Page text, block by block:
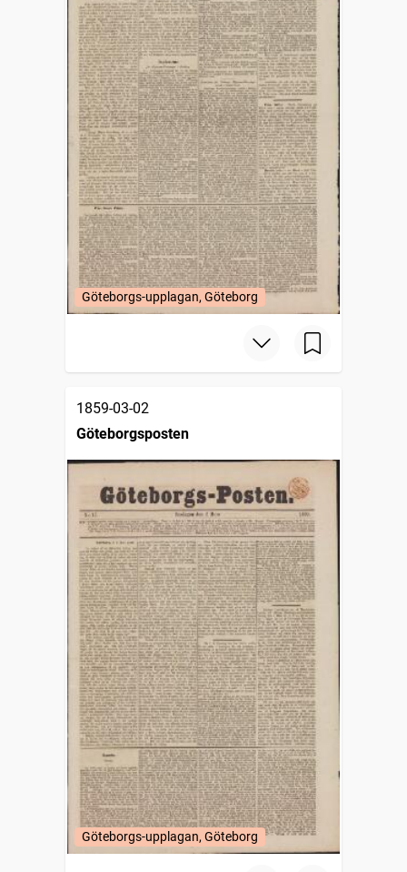
Göteborgs-upplagan, Göteborg
1859-03-02
Göteborgsposten
Göteborgs-upplagan, Göteborg